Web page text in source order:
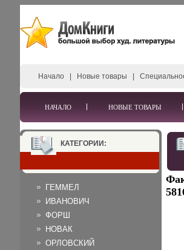
Начало Новые товары
НАЧАЛО НОВЫЕ ТОВАРЫ
КАТЕГОРИИ:
ГЕММЕЛ
ИВАНОВИЧ
ФОРШ
НОВАК
ОРЛОВСКИЙ